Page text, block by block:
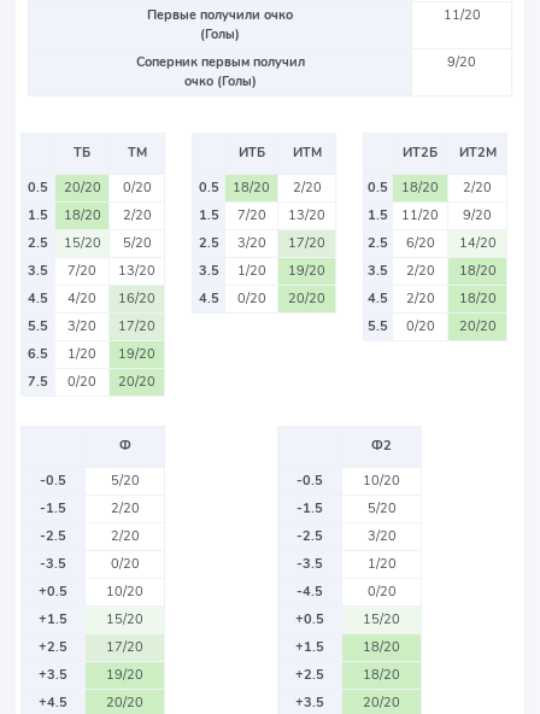
Первые получили очко
(Голы)
11/20
Соперник первым получил
очко (Голы)
9/20
ТБ
ТМ
0.5
20/20
0/20
1.5
18/20
2/20
2.5
15/20
5/20
3.5
7/20
13/20
4.5
4/20
16/20
5.5
3/20
17/20
6.5
1/20
19/20
7.5
0/20 20/20
ИТБ
ИТМ
0.5
18/20
2/20
1.5
7/20
13/20
2.5
3/20
17/20
3.5
1/20
19/20
4.5
0/20 20/20
ИТ2Б
ИТ2М
0.5
18/20
2/20
1.5
11/20
9/20
2.5
6/20
14/20
3.5
2/20
18/20
4.5
2/20
18/20
5.5
0/20 20/20
Ф
-0.5
5/20
-1.5
2/20
-2.5
2/20
-3.5
0/20
+0.5
10/20
+1.5
15/20
+2.5
17/20
+3.5
19/20
+4.5
20/20
Ф2
-0.5
10/20
-1.5
5/20
-2.5
3/20
-3.5
1/20
-4.5
0/20
+0.5
15/20
+1.5
18/20
+2.5
18/20
+3.5
20/20